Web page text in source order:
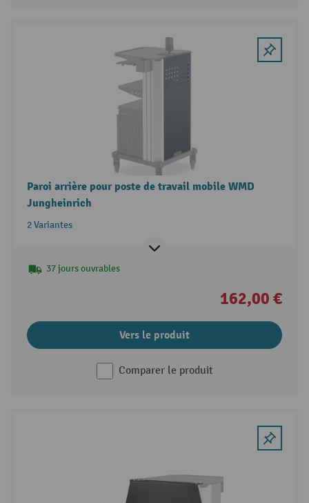
Paroi arrière pour poste de travail mobile WMD
Jungheinrich
2 Variantes
37 jours ouvrables
162,00 €
Vers le produit
Comparer le produit